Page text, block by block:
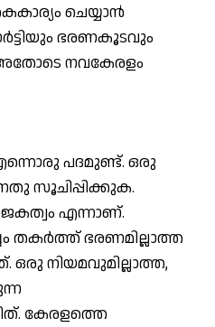
ചെയ്യാന്‍
ഭരണകൂടവും
അതോടെ നവകേരളം
പദമുണ്ട്. ഒരു
സൂചിപ്പിക്കുക.
എന്നാണ്.
തകര്‍ത്ത് ഭരണമില്ലാത്ത
നിയമവുമില്ലാത്ത,
കേരളത്തെ